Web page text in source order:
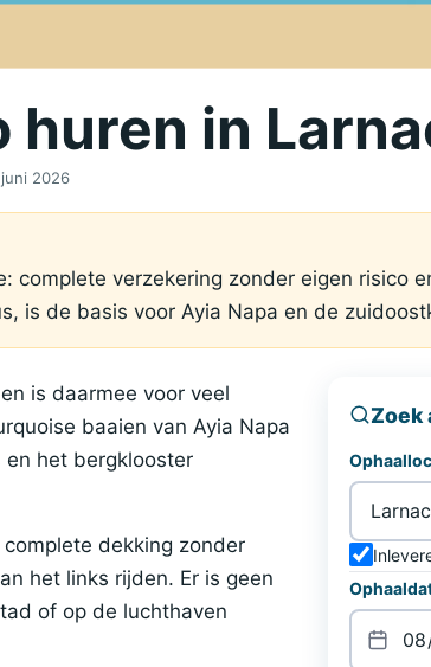
in
juni 2026
complete verzekering zonder eigen risico
is de basis voor Ayia Napa en de
is daarmee voor veel
baaien van Ayia Napa
en het bergklooster
dekking zonder
het links rijden. Er is geen
of op de luchthaven
Zoek